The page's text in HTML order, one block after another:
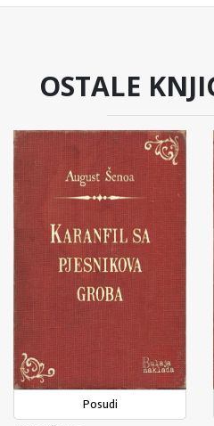
OSTALE
Posudi